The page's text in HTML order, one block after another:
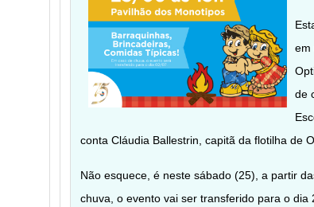
em
de
conta Cláudia Ballestrin, capitã da flotilha de
Não esquece, é neste sábado (25), a partir
chuva, o evento vai ser transferido para o